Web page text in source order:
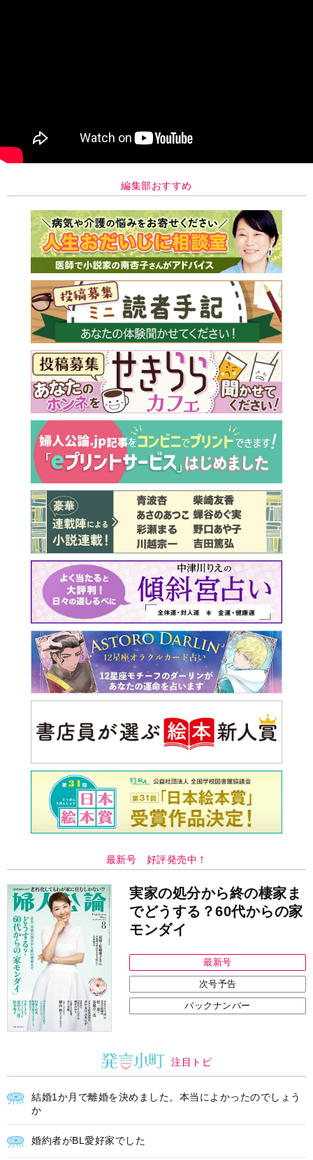
最新号 好評発売中！
実家の処分から終の棲家ま
でどうする？60代からの家
モンダイ
最新号
次号予告
バックナンバー
注目トピ
結婚1か月で離婚を決めました。本当によかったのでしょう
か
婚約者がBL愛好家でした
見知らぬ女性からの悪意 どうしたらよいか
中央公論新社の本
家運隆昌
幸運を招き入れる暮らし方
江原啓之 著 詳しくみる